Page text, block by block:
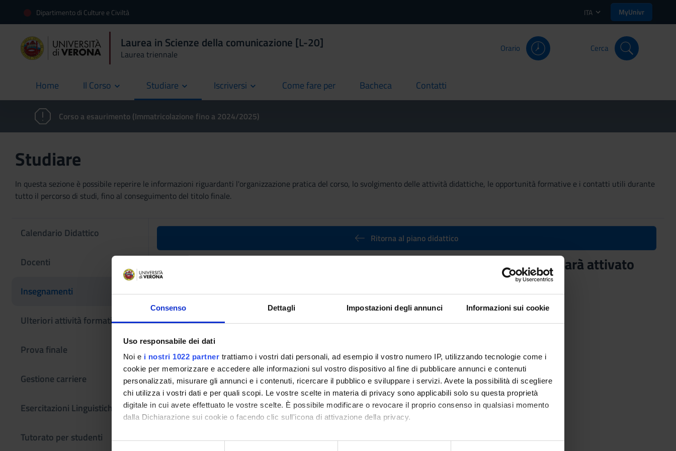
Consenso Dettagli Impostazioni degli annunci Informazioni sui cookie
Uso responsabile dei dati
Noi e i nostri 1022 partner trattiamo i vostri dati personali, ad esempio il vostro numero IP, utilizzando tecnologie come i
cookie per memorizzare e accedere alle informazioni sul vostro dispositivo al fine di pubblicare annunci e contenuti
personalizzati, misurare gli annunci e i contenuti, ricercare il pubblico e sviluppare i servizi. Avete la possibilità di scegliere
chi utilizza i vostri dati e per quali scopi. Le vostre scelte in materia di privacy sono applicabili solo su questa proprietà
digitale in cui avete effettuato le vostre scelte. È possibile modificare o revocare il proprio consenso in qualsiasi momento
dalla Dichiarazione sui cookie o facendo clic sull'icona di attivazione della privacy.
Con il tuo consenso, vorremmo anche:
Dipartimento di Culture e Civiltà ITA MyUnivr
Laurea in Scienze della comunicazione [L-20]
Laurea triennale
Orario Cerca
Home
current Il Corso Studiare Iscriversi Come fare per
current Bacheca
current Contatti
current
Corso a esaurimento (Immatricolazione fino a 2024/2025)
Studiare
In questa sezione è possibile reperire le informazioni riguardanti l'organizzazione pratica del corso, lo svolgimento delle attività didattiche, le opportunità formative e i contatti utili durante
tutto il percorso di studi, fino al conseguimento del titolo finale.
Calendario Didattico
Docenti
Insegnamenti
Ulteriori attività formative
Prova finale
Gestione carriere
Esercitazioni Linguistiche CLA
Tutorato per studenti
Ritorna al piano didattico
Lingua spagnola competenza linguistica - liv. B1 (informatizzato) (Sarà attivato
nell'A.A. 2022/2023)
4S000983
6
- - -